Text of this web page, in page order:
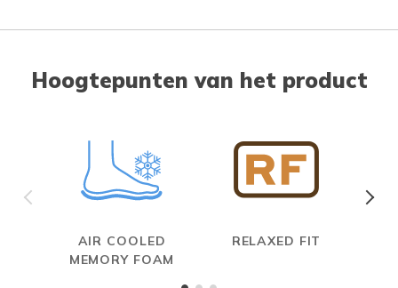
Hoogtepunten van het product
AIR COOLED
MEMORY FOAM
RELAXED FIT